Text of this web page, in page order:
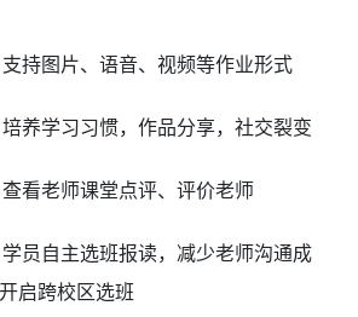
持图片、语音、视频等作业形式
养学习习惯，作品分享，社交裂变
看老师课堂点评、评价老师
员自主选班报读，减少老师沟通成
启跨校区选班